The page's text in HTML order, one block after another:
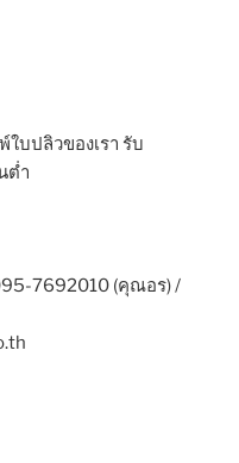
บปลิวของเรา รับ
ต่ำ
7692010 (คุณอร) /